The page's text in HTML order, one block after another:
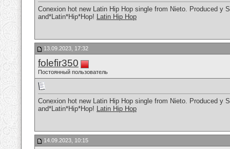
Conexion hot new Latin Hip Hop single from Nieto. Produced y
and*Latin*Hip*Hop! Latin Hip Hop
13.09.2023, 17:32
folefir350
Постоянный пользователь
Conexion hot new Latin Hip Hop single from Nieto. Produced y
and*Latin*Hip*Hop! Latin Hip Hop
14.09.2023, 10:15